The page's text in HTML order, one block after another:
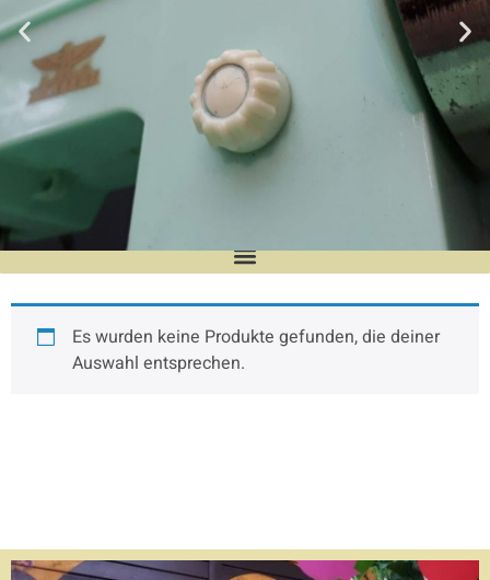
MunkileevShop
Der Online-Shop wird regelmäßig mit
Es wurden keine Produkte gefunden, die deiner
Auswahl entsprechen.